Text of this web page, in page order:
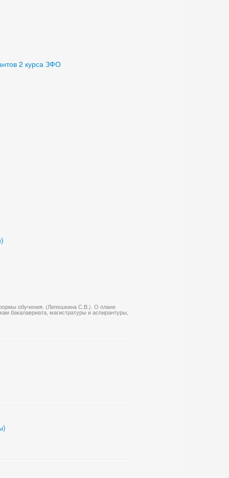
2 курса ЗФО
формы обучения. (Лепешкина С.В.). О плане
бакалавриата, магистратуры и аспирантуры,